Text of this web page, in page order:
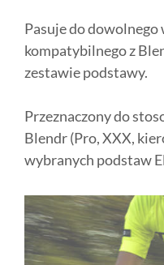
Pasuje do
kompatybilnego z
zestawie podstawy.
Przeznaczony do
Blendr (Pro, XXX,
wybranych podstaw